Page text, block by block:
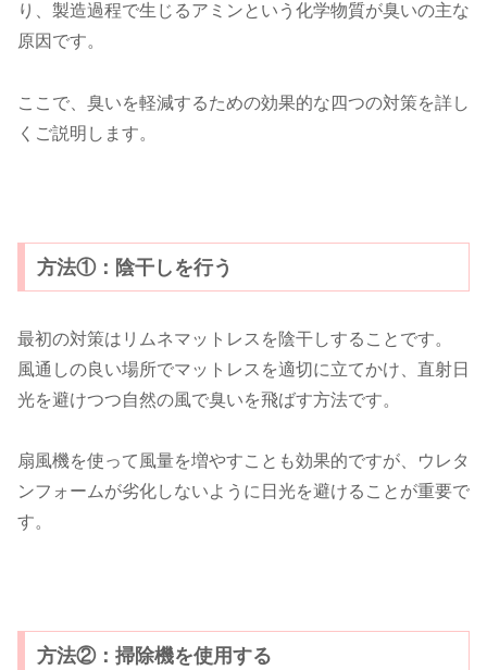
り、製造過程で生じるアミンという化学物質が臭いの主な
原因です。
ここで、臭いを軽減するための効果的な四つの対策を詳し
くご説明します。
方法①：陰干しを行う
最初の対策はリムネマットレスを陰干しすることです。
風通しの良い場所でマットレスを適切に立てかけ、直射日
光を避けつつ自然の風で臭いを飛ばす方法です。
扇風機を使って風量を増やすことも効果的ですが、ウレタ
ンフォームが劣化しないように日光を避けることが重要で
す。
方法②：掃除機を使用する